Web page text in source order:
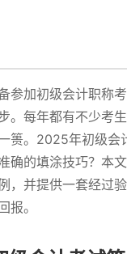
参加初级会计职称
。每年都有不少考
篑。2025年初级会
确的填涂技巧？本
，并提供一套经过
报。